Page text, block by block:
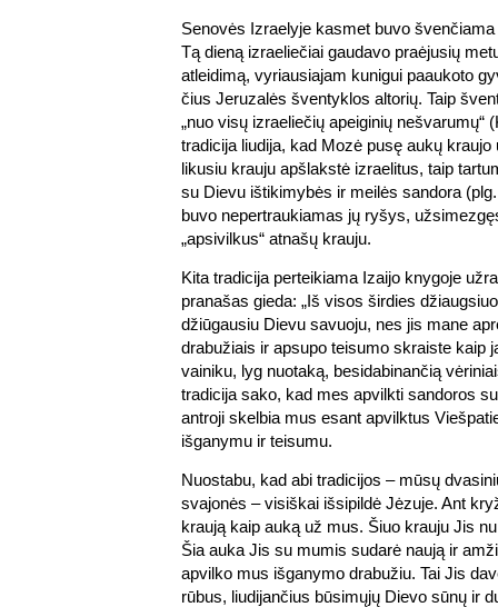
Senovės Izraelyje kasmet buvo
Tą dieną iz­raeliečiai gaudavo praėjusių
atleidimą, vyriausiajam kunigui paaukoto
čius Jeruzalės šventyklos altorių. Taip
„nuo visų izraeliečių apeiginių nešvarumų“
tradicija liudija, kad Mozė pusę aukų kraujo
likusiu krauju apšlakstė izraelitus, taip
su Dievu ištikimybės ir meilės sandora
buvo nepertraukiamas jų ryšys,
„apsivilkus“ atnašų krauju.
Kita tradicija perteikiama Izaijo knygoje
pranašas gieda: „Iš visos širdies
džiūgausiu Dievu savuoju, nes jis mane
drabužiais ir apsupo teisumo skraiste kaip
vainiku, lyg nuotaką, besidabinančią
tradicija sako, kad mes apvilkti sandoros
antroji skelbia mus esant apvilktus
išganymu ir teisumu.
Nuostabu, kad abi tradicijos – mūsų
svajonės – visiškai išsipildė Jėzuje. Ant
kraują kaip auką už mus. Šiuo krauju Jis
Šia auka Jis su mumis sudarė naują ir
apvilko mus išganymo drabužiu. Tai Jis
rūbus, liudijančius būsimųjų Dievo sūnų ir